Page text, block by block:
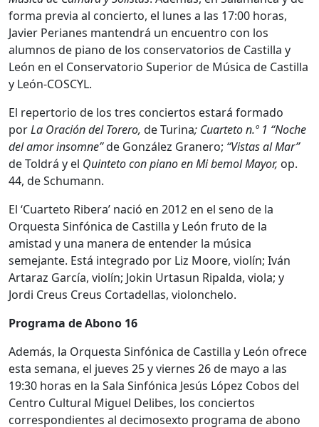
forma previa al concierto, el lunes a las 17:00 horas,
Javier Perianes mantendrá un encuentro con los
alumnos de piano de los conservatorios de Castilla y
León en el Conservatorio Superior de Música de Castilla
y León-COSCYL.
El repertorio de los tres conciertos estará formado
porLa Oración del Torero, de Turina; Cuarteto n.º 1 “Noche
del amor insomne”de González Granero; “Vistas al Mar”
de Toldrá y el Quinteto con piano en Mi bemol Mayor, op.
44, de Schumann.
El ‘Cuarteto Ribera’ nació en 2012 en el seno de la
Orquesta Sinfónica de Castilla y León fruto de la
amistad y una manera de entender la música
semejante. Está integrado por Liz Moore, violín; Iván
Artaraz García, violín; Jokin Urtasun Ripalda, viola; y
Jordi Creus Creus Cortadellas, violonchelo.
Programa de Abono 16
Además, la Orquesta Sinfónica de Castilla y León ofrece
esta semana, el jueves 25 y viernes 26 de mayo a las
19:30 horas en la Sala Sinfónica Jesús López Cobos del
Centro Cultural Miguel Delibes, los conciertos
correspondientes al decimosexto programa de abono